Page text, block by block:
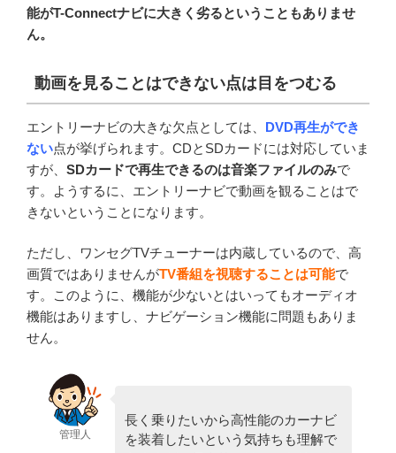
能がT-Connectナビに大きく劣るということもありませ
ん。
動画を見ることはできない点は目をつむる
エントリーナビの大きな欠点としては、 DVD再生ができ
ない点が挙げられます。CDとSDカードには対応していま
すが、 SDカードで再生できるのは音楽ファイルのみで
す。ようするに、エントリーナビで動画を観ることはで
きないということになります。
ただし、ワンセグTVチューナーは内蔵しているので、高
画質ではありませんがTV番組を視聴することは可能で
す。このように、機能が少ないとはいってもオーディオ
機能はありますし、ナビゲーション機能に問題もありま
せん。
管理人
長く乗りたいから高性能のカーナビ
を装着したいという気持ちも理解で